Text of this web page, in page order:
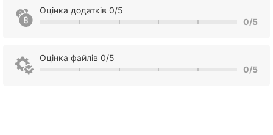
Оцінка додатків 0/5
0/5
Оцінка файлів 0/5
0/5